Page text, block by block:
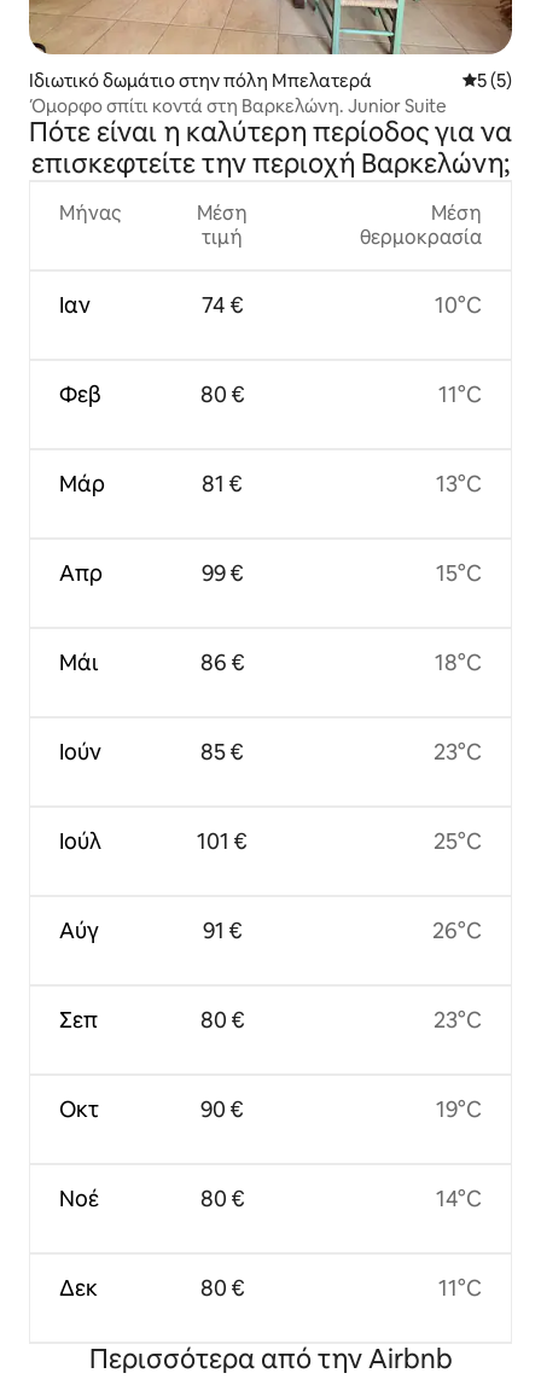
Ιδιωτικό δωμάτιο στην πόλη Μπελατερά Μέση
5 (5)
Όμορφο σπίτι κοντά στη Βαρκελώνη. Junior Suite
Πότε είναι η καλύτερη περίοδος για να
επισκεφτείτε την περιοχή Βαρκελώνη;
Μήνας
Ιαν
Φεβ
Μάρ
Απρ
Μάι
Ιούν
Ιούλ
Αύγ
Σεπ
Οκτ
Νοέ
Δεκ
Μέση
τιμή
74 €
80 €
81 €
99 €
86 €
85 €
101 €
91 €
80 €
90 €
80 €
80 €
Μέση
θερμοκρασία
10°C
11°C
13°C
15°C
18°C
23°C
25°C
26°C
23°C
19°C
14°C
11°C
Περισσότερα από την Airbnb